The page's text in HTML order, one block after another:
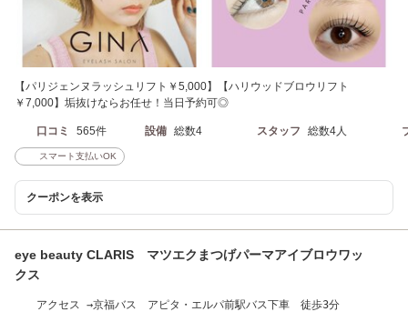
【パリジェンヌラッシュリフト￥5,000】【ハリウッドブロウリフト
￥7,000】垢抜けならお任せ！当日予約可◎
口コミ 565件 設備 総数4 スタッフ 総数4人
スマート支払いOK
クーポンを表示
eye beauty CLARIS マツエクまつげパーマアイブロウワッ
クス
アクセス →京福バス アピタ・エルパ前駅バス下車 徒歩3分